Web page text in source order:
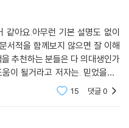
같아요.아무런 기본 설명도 없이
서적을 함께보지 않으면 잘 이해
추천하는 분들은 다 의대생인가
이 될거라고 저자는. 믿었을까?
쓴 것인지 모르겠다. 유튜브 강
15 댓글0